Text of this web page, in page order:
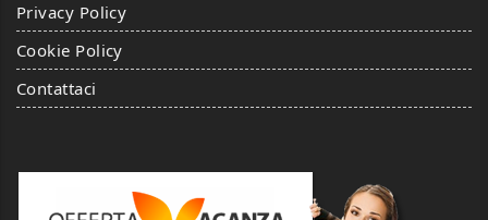
Privacy Policy
Cookie Policy
Contattaci